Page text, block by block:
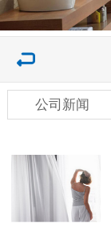
公司新闻